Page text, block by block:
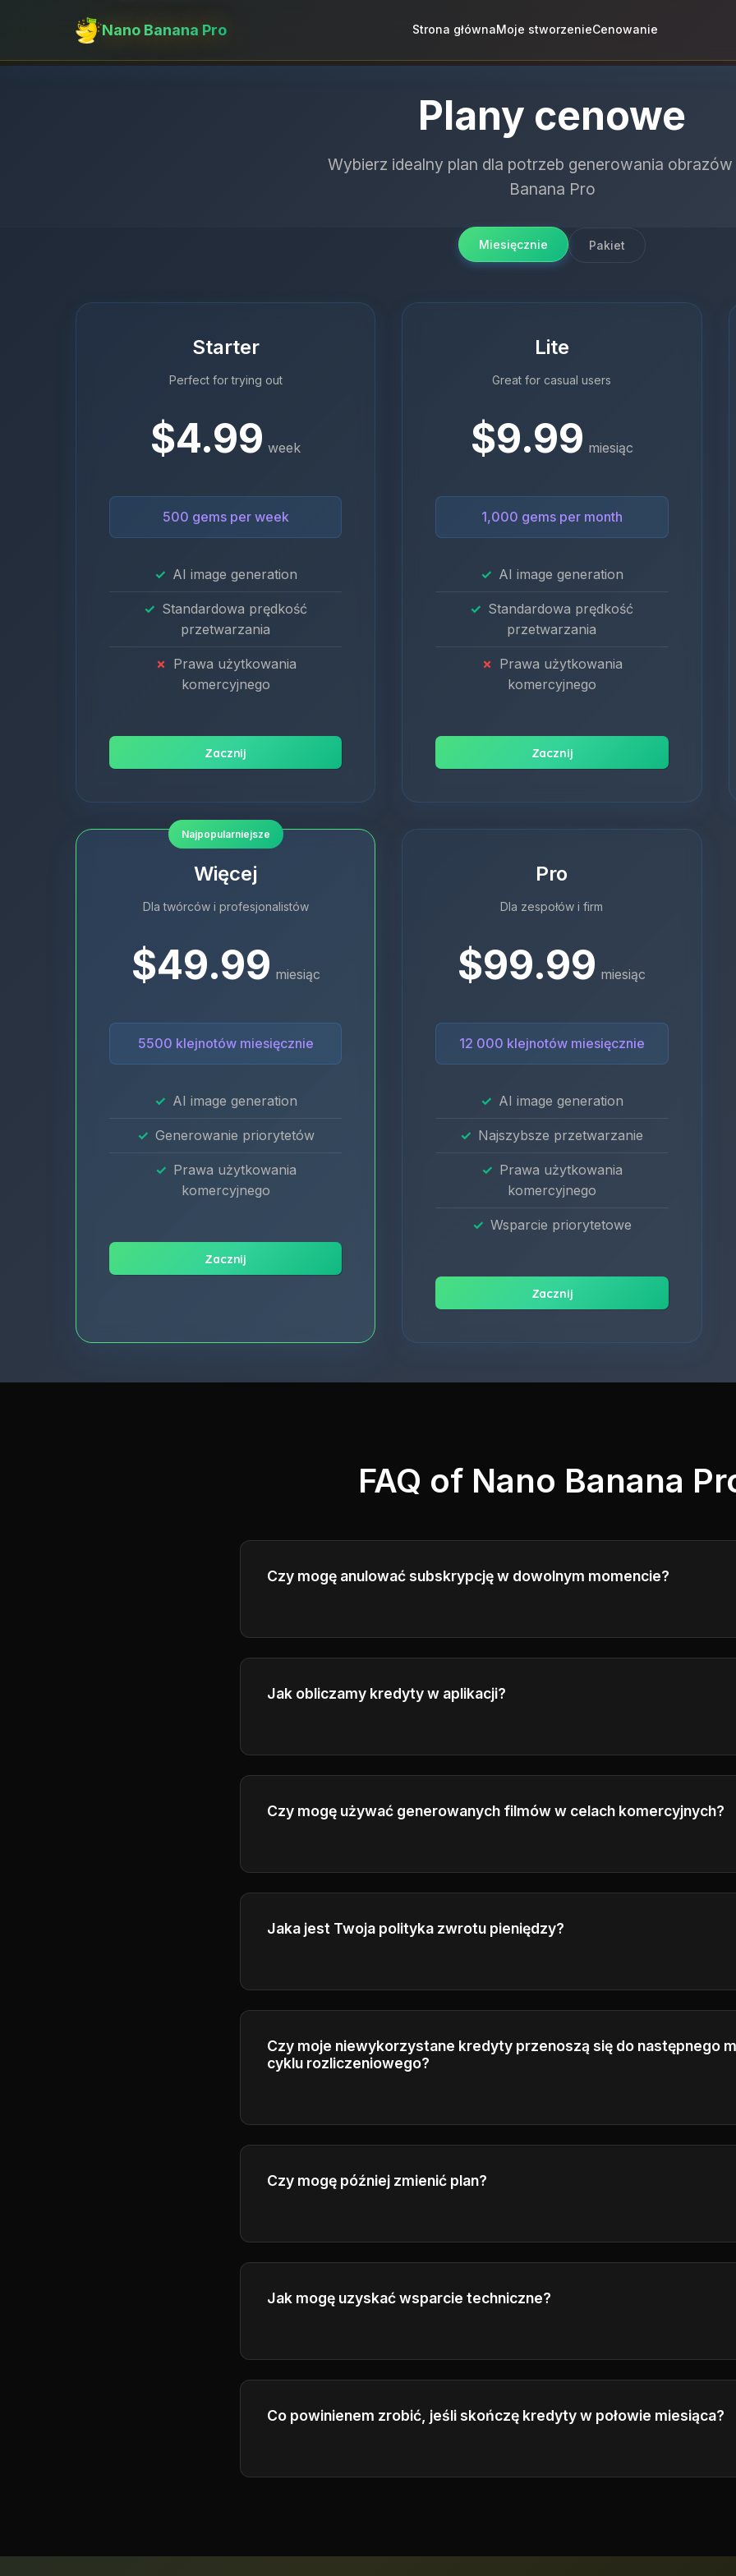
Nano Banana Pro Strona głównaMoje stworzenieCenowanie
Plany cenowe
Wybierz idealny plan dla potrzeb generowania
Banana Pro
Miesięcznie Pakiet
Starter
Perfect for trying out
$4.99 week
500 gems per week
AI image generation
Standardowa prędkość
przetwarzania
Prawa użytkowania
komercyjnego
Zacznij
Lite
Great for casual users
$9.99 miesiąc
1,000 gems per month
AI image generation
Standardowa prędkość
przetwarzania
Prawa użytkowania
komercyjnego
Zacznij
Najpopularniejsze
Więcej
Dla twórców i profesjonalistów
$49.99 miesiąc
5500 klejnotów miesięcznie
AI image generation
Generowanie priorytetów
Prawa użytkowania
komercyjnego
Zacznij
Pro
Dla zespołów i firm
$99.99 miesiąc
12 000 klejnotów miesięcznie
AI image generation
Najszybsze przetwarzanie
Prawa użytkowania
komercyjnego
Wsparcie priorytetowe
Zacznij
FAQ of Nano Banana
Czy mogę anulować subskrypcję w dowolnym momencie?
Jak obliczamy kredyty w aplikacji?
Czy mogę używać generowanych filmów w celach komercyjnych?
Jaka jest Twoja polityka zwrotu pieniędzy?
Czy moje niewykorzystane kredyty przenoszą się do następnego
cyklu rozliczeniowego?
Czy mogę później zmienić plan?
Jak mogę uzyskać wsparcie techniczne?
Co powinienem zrobić, jeśli skończę kredyty w połowie miesiąca?